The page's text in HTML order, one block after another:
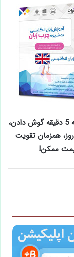
، هر زبانی رو فقط با روزانه 5 دقیقه گوش دادن،
روز، همزمان تقویت
ممکن!